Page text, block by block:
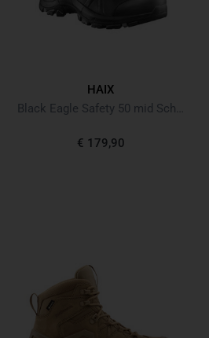
HAIX
€ 179,90